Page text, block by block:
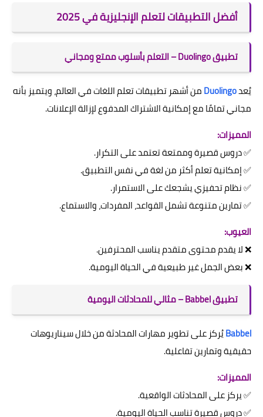
أفضل التطبيقات لتعلم الإنجليزية في 2025
تطبيق Duolingo – التعلم بأسلوب ممتع ومجاني
يُعدDuolingoمن أشهر تطبيقات تعلم اللغات في العالم، ويتميز بأنه
مجاني تمامًا مع إمكانية الاشتراك المدفوع لإزالة الإعلانات.
المميزات:
✅ دروس قصيرة وممتعة تعتمد على التكرار.
✅ إمكانية تعلم أكثر من لغة في نفس التطبيق.
✅ نظام تحفيزي يشجعك على الاستمرار.
✅ تمارين متنوعة تشمل القواعد، المفردات، والاستماع.
العيوب:
❌ لا يقدم محتوى متقدم يناسب المحترفين.
❌ بعض الجمل غير طبيعية في الحياة اليومية.
تطبيق Babbel – مثالي للمحادثات اليومية
Babbelيُركز على تطوير مهارات المحادثة من خلال سيناريوهات
حقيقية وتمارين تفاعلية.
المميزات:
✅ يركز على المحادثات الواقعية.
✅ دروس قصيرة تناسب الحياة اليومية.